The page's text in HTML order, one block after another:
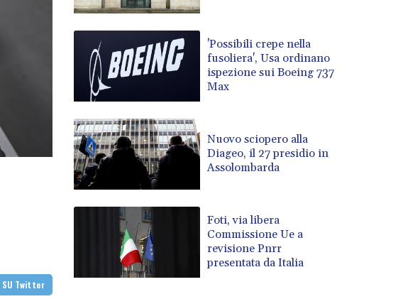
SU Twitter
'Possibili crepe nella
fusoliera', Usa ordinano
ispezione sui Boeing 737
Max
Nuovo sciopero alla
Diageo, il 27 presidio in
Assolombarda
Foti, via libera
Commissione Ue a
revisione Pnrr
presentata da Italia